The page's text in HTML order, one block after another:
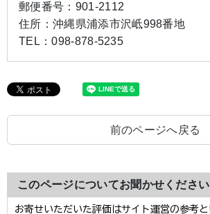
郵便番号： 901-2112
住所： 沖縄県浦添市沢岻998番地
TEL：098-878-5235
前のページへ戻る
このページについてお聞かせください